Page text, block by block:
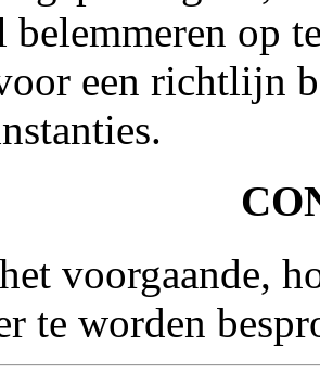
belemmeren op
een richtlijn
voorgaande,
te worden